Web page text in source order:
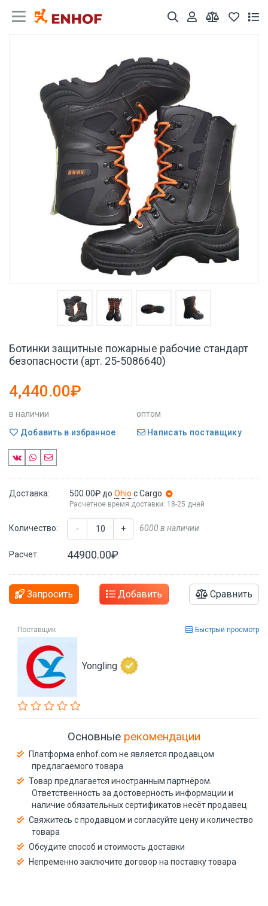
Ботинки защитные пожарные рабочие стандарт
безопасности (арт. 25-5086640)
4,440.00₽
в наличии
оптом
Добавить в избранное
Написать поставщику
Доставка: 500.00₽ до Ohio с Cargo
Расчетное время доставки: 18-25 дней
Количество: - + 6000 в наличии
Расчет: 44900.00₽
Запросить Добавить Сравнить
Поставщик Быстрый просмотр
Yongling
Основные рекомендации
Платформа enhof.com не является продавцом
предлагаемого товара
Товар предлагается иностранным партнёром.
Ответственность за достоверность информации и
наличие обязательных сертификатов несёт продавец
Свяжитесь с продавцом и согласуйте цену и количество
товара
Обсудите способ и стоимость доставки
Непременно заключите договор на поставку товара